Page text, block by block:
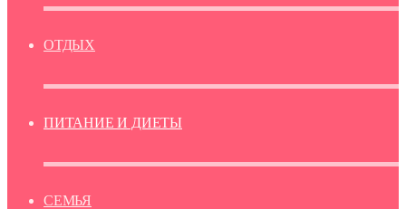
ОТДЫХ
ПИТАНИЕ И ДИЕТЫ
СЕМЬЯ